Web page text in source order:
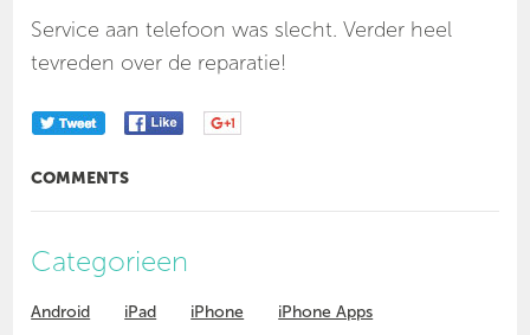
Service aan telefoon was slecht. Verder heel
tevreden over de reparatie!
COMMENTS
Categorieen
Android iPad iPhone
iPhone Apps